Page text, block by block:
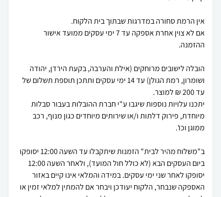
אם לא צוין אחרת אספקה עד 7 ימי עסקים ממועד אישור
הובלה לישובים מרוחקים (אילת והערבה, בקעת הירדן, יהודה
ושומרון, רמת הגולן) עד 14 ימי עסקים ותתכן תוספת תשלום של
יתכנו עלויות נוספות שיגבו ע"י חברת ההובלות בעבור סבלות
מיוחדת, פירוק דלתות ו/או שירותים מיוחדים כגון מנוף, רכב
ב"משלוח מהיר לבית" הזמנות שיתקבלו עד השעה 12:00 יסופקו
ביום העסקים הבא (לא כולל חול המועד), ולאחר השעה 12:00
יסופקו לאחר שני ימי עסקים. במידה והמלאי אינו קיים באזור
האספקה שנבחר, הלקוח יעודכן ויבחר אם להמתין למלאי זמין או